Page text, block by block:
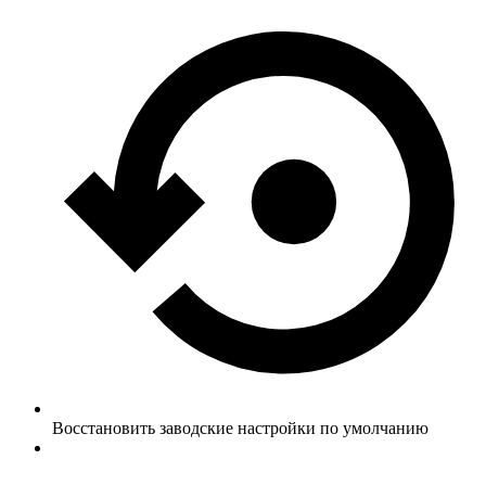
Восстановить заводские настройки по умолчанию